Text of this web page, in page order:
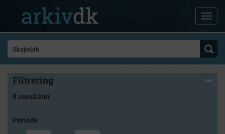
Filtrering
8 resultater
Periode